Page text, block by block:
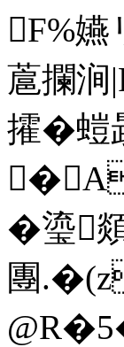
F%嬿
蔰攔涧
攉�
�瑬
團